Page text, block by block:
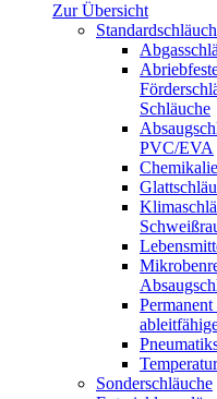
Zur Übersicht
Schläuche
PVC/EVA
Sonderschläuche